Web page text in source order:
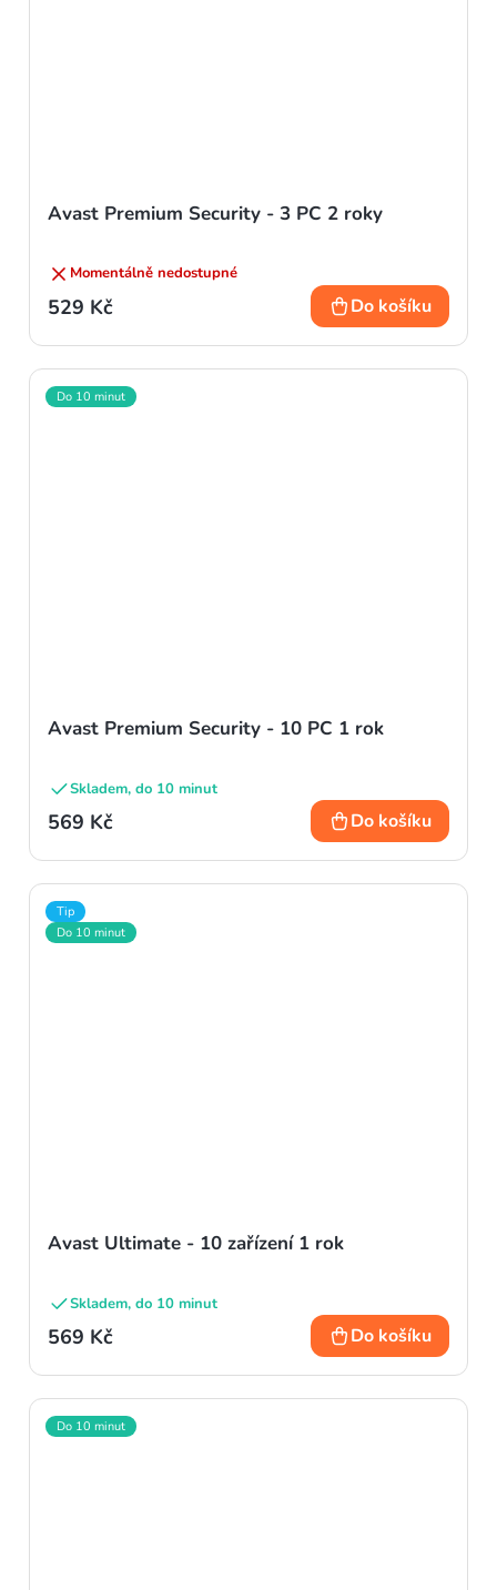
Avast Premium Security - 3 PC 2 roky
Momentálně nedostupné
529 Kč Do košíku
Do 10 minut
Avast Premium Security - 10 PC 1 rok
Skladem, do 10 minut
569 Kč Do košíku
Tip
Do 10 minut
Avast Ultimate - 10 zařízení 1 rok
Skladem, do 10 minut
569 Kč Do košíku
Do 10 minut